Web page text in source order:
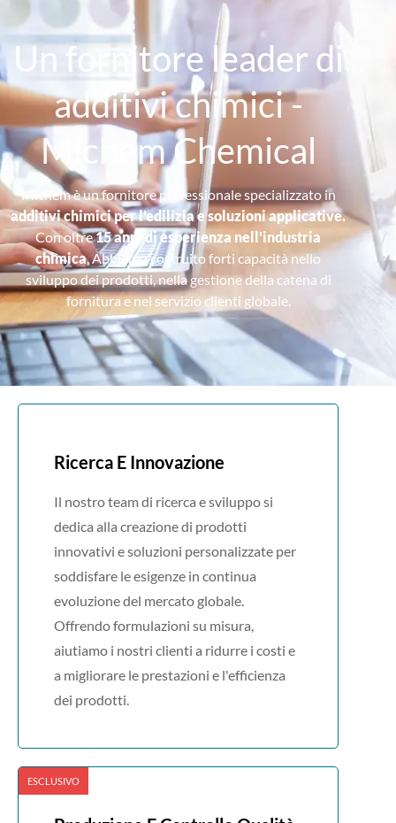
Un fornitore leader di
additivi chimici -
Michem Chemical
Michem è un fornitore professionale specializzato in
additivi chimici per l'edilizia e soluzioni applicative.
Con oltre15 anni di esperienza nell'industria
chimica, Abbiamo costruito forti capacità nello
sviluppo dei prodotti, nella gestione della catena di
fornitura e nel servizio clienti globale.
Ricerca E Innovazione
Il nostro team di ricerca e sviluppo si
dedica alla creazione di prodotti
innovativi e soluzioni personalizzate per
soddisfare le esigenze in continua
evoluzione del mercato globale.
Offrendo formulazioni su misura,
aiutiamo i nostri clienti a ridurre i costi e
a migliorare le prestazioni e l'efficienza
dei prodotti.
ESCLUSIVO